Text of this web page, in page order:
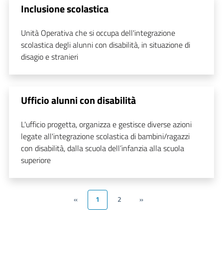
Inclusione scolastica
Unità Operativa che si occupa dell'integrazione
scolastica degli alunni con disabilità, in situazione di
disagio e stranieri
Ufficio alunni con disabilità
L'ufficio progetta, organizza e gestisce diverse azioni
legate all'integrazione scolastica di bambini/ragazzi
con disabilità, dalla scuola dell’infanzia alla scuola
superiore
« 1 2 »